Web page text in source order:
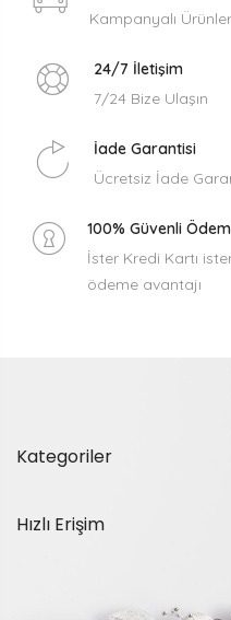
Kampanyalı
24/7 İletişim
7/24 Bize Ulaşın
İade Garantisi
Ücretsiz İade
100% Güvenli
İster Kredi Kartı
ödeme avantajı
Kategoriler
Hızlı Erişim